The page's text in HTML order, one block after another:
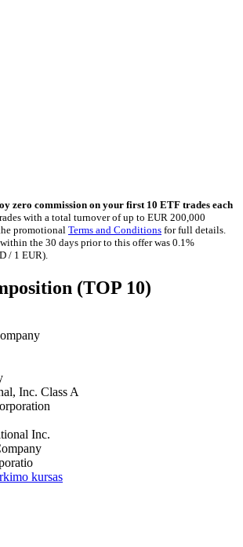
zero commission on your first 10 ETF trades each
with a total turnover of up to EUR 200,000
promotional Terms and Conditions for full details.
the 30 days prior to this offer was 0.1%
/ 1 EUR).
(TOP 10)
Inc. Class A
Inc.
kursas